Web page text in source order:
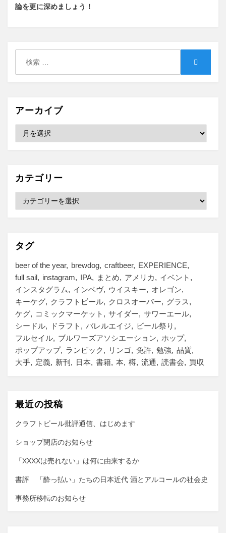
論を更に深めましょう！
アーカイブ
ブ
カテゴリー
ー
タグ
beer of the year brewdog craftbeer
EXPERIENCE
full sail
instagram IPA まとめ アメリカ
イベント
インスタグラム
インベヴ ウイスキー
オレゴン
キーケグ
クラフトビール クロスオーバー
グラス
ケグ
コミックマーケット サイダー
サワーエール
シードル
ドラフト バレルエイジ
ビール祭り
フルセイル
ブルワーズアソシエーション
ホップ
ポップアップ
ランビック リンゴ 免許 勉強
品質
大手
定義 新刊 日本 書籍 本 樽 流通 読書会 買収
最近の投稿
クラフトビール批評通信、はじめます
ショップ閉店のお知らせ
「XXXXは売れない」は何に由来するか
書評 「酔っ払い」たちの日本近代 酒とアルコールの社会史
事務所移転のお知らせ